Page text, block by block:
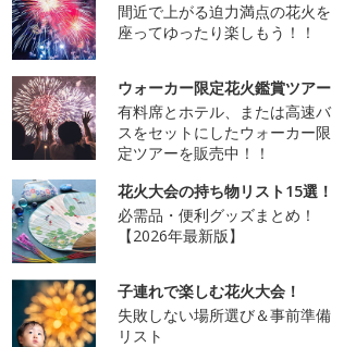
間近で上がる迫力満点の花火を
座ってゆったり楽しもう！！
ウォーカー限定花火鑑賞ツアー
有料席とホテル、または高速バ
スをセットにしたウォーカー限
定ツアーを販売中！！
花火大会の持ち物リスト15選！
必需品・便利グッズまとめ！
【2026年最新版】
子連れで楽しむ花火大会！
失敗しない場所選び＆事前準備
リスト